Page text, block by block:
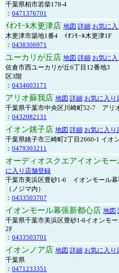
千葉県柏市若柴178-4
： 0471376701
ｲｵﾝﾓｰﾙ木更津店 地図 詳細 お気に
木更津市築地1番4 ｲｵﾝﾓｰﾙ木更津1F
： 0438306971
ユーカリが丘店 地図 詳細 お気に
佐倉市西ユーカリが丘6丁目12番地
区3階
： 0434603171
アリオ蘇我店 地図 詳細 お気に入り
千葉県千葉市中央区川崎町52-7 アリ
： 0432082131
イオン銚子店 地図 詳細 お気に入り
千葉県銚子市三崎町2丁目2660-1 イオ
： 0479303211
オーディオスクエアイオンモ
に入り店舗登録
千葉市美浜区豊砂1-6 イオンモール
（ノジマ内）
： 0433503707
イオンモール幕張新都心店 地図
千葉県千葉市美浜区豊砂1-6イオンモ
2F
： 0433503701
イオンノア店 地図 詳細 お気に入り
千葉県
： 0471233351